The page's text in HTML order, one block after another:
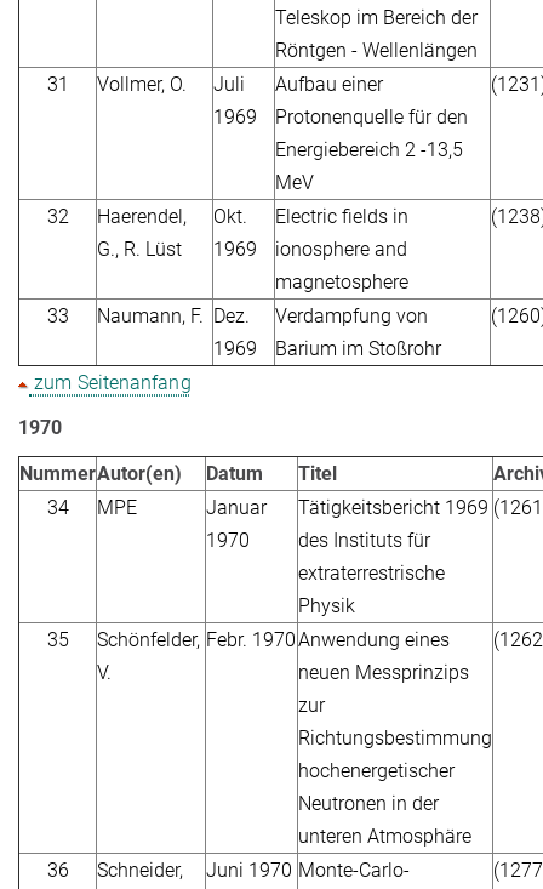
Teleskop im Bereich der
Röntgen - Wellenlängen
31 Vollmer, O.
Juli
1969
Aufbau einer
Protonenquelle für den
Energiebereich 2 -13,5
MeV
32
Haerendel,
G., R. Lüst
Okt.
1969
Electric fields in
ionosphere and
magnetosphere
33 Naumann, F. Dez.
1969
Verdampfung von
Barium im Stoßrohr
zum Seitenanfang
1970
NummerAutor(en) Datum Titel
34
MPE
Januar
1970
Tätigkeitsbericht 1969
des Instituts für
extraterrestrische
Physik
35
Schönfelder,
V.
Febr. 1970Anwendung eines
neuen Messprinzips
zur
Richtungsbestimmung
hochenergetischer
Neutronen in der
unteren Atmosphäre
36
Schneider,
Juni 1970 Monte-Carlo-